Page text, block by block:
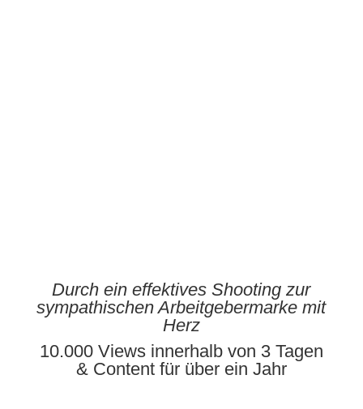
Durch ein effektives Shooting zur
sympathischen Arbeitgebermarke mit
Herz
10.000 Views innerhalb von 3 Tagen
& Content für über ein Jahr